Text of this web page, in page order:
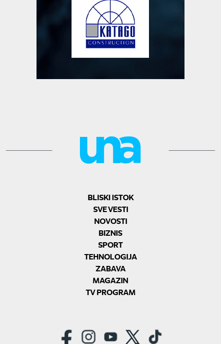
BLISKI ISTOK
SVE VESTI
NOVOSTI
BIZNIS
SPORT
TEHNOLOGIJA
ZABAVA
MAGAZIN
TV PROGRAM